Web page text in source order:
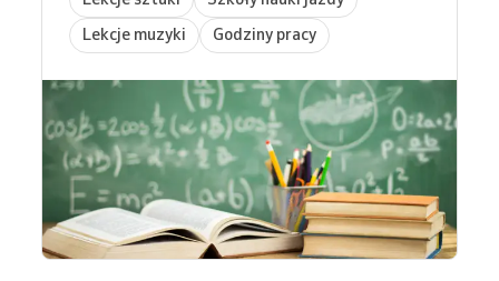
Lekcje muzyki
Godziny pracy